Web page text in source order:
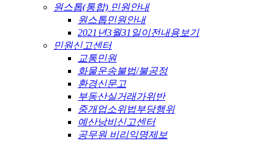
원스톱(통합) 민원안내
원스톱민원안내
2021년3월31일이전내용보기
민원신고센터
교통민원
화물운송불법/불공정
환경신문고
부동산실거래가위반
중개업소위법부당행위
예산낭비신고센터
공무원 비리익명제보